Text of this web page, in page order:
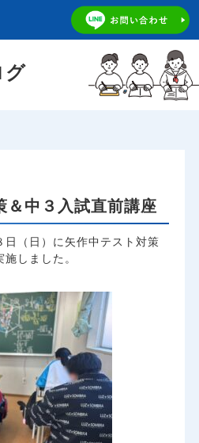
グ
＆中３入試直前講座
日（日）に矢作中テスト対策
しました。